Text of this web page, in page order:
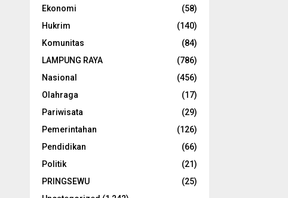
Ekonomi
(58)
Hukrim
(140)
Komunitas
(84)
LAMPUNG RAYA
(786)
Nasional
(456)
Olahraga
(17)
Pariwisata
(29)
Pemerintahan
(126)
Pendidikan
(66)
Politik
(21)
PRINGSEWU
(25)